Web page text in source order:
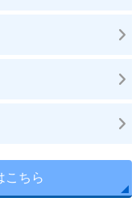
こちら